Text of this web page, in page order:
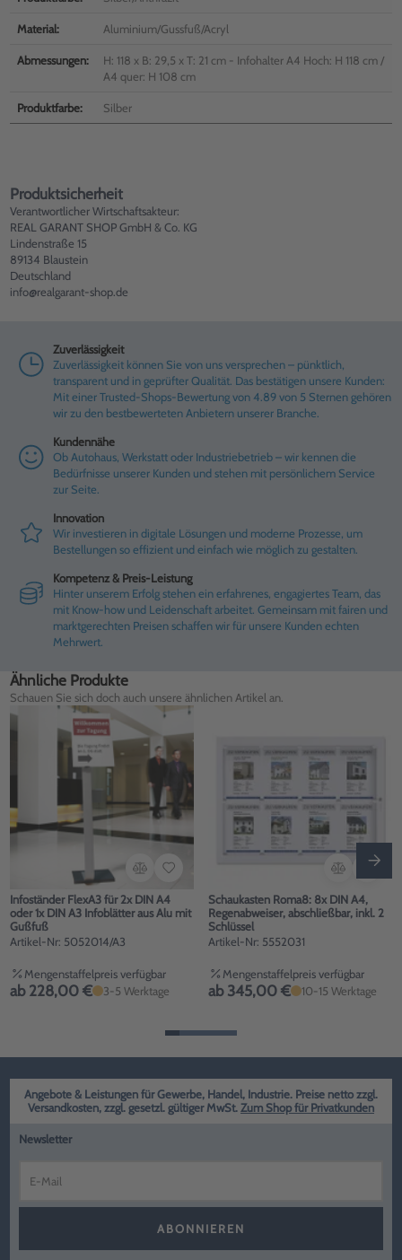
Material: Aluminium/Gussfuß/Acryl
Abmessungen:
H: 118 x B: 29,5 x T: 21 cm - Infohalter A4 Hoch: H 118 cm /
A4 quer: H 108 cm
Produktfarbe: Silber
Produktsicherheit
Verantwortlicher Wirtschaftsakteur:
REAL GARANT SHOP GmbH & Co. KG
Lindenstraße 15
89134 Blaustein
Deutschland
info@realgarant-shop.de
Zuverlässigkeit
Zuverlässigkeit können Sie von uns versprechen – pünktlich,
transparent und in geprüfter Qualität. Das bestätigen unsere Kunden:
Mit einer Trusted-Shops-Bewertung von 4.89 von 5 Sternen gehören
wir zu den bestbewerteten Anbietern unserer Branche.
Kundennähe
Ob Autohaus, Werkstatt oder Industriebetrieb – wir kennen die
Bedürfnisse unserer Kunden und stehen mit persönlichem Service
zur Seite.
Innovation
Wir investieren in digitale Lösungen und moderne Prozesse, um
Bestellungen so effizient und einfach wie möglich zu gestalten.
Kompetenz & Preis-Leistung
Hinter unserem Erfolg stehen ein erfahrenes, engagiertes Team, das
mit Know-how und Leidenschaft arbeitet. Gemeinsam mit fairen und
marktgerechten Preisen schaffen wir für unsere Kunden echten
Mehrwert.
Ähnliche Produkte
Schauen Sie sich doch auch unsere ähnlichen Artikel an.
Infoständer FlexA3 für 2x DIN A4
oder 1x DIN A3 Infoblätter aus Alu mit
Gußfuß
Artikel-Nr: 5052014/A3
Mengenstaffelpreis verfügbar
ab 228,00 € 3-5 Werktage
Schaukasten Roma8: 8x DIN A4,
Regenabweiser, abschließbar, inkl. 2
Schlüssel
Artikel-Nr: 5552031
Mengenstaffelpreis verfügbar
ab 345,00 € 10-15 Werktage
Angebote & Leistungen für Gewerbe, Handel, Industrie. Preise netto zzgl.
Versandkosten, zzgl. gesetzl. gültiger MwSt. Zum Shop für Privatkunden
Newsletter
ABONNIEREN